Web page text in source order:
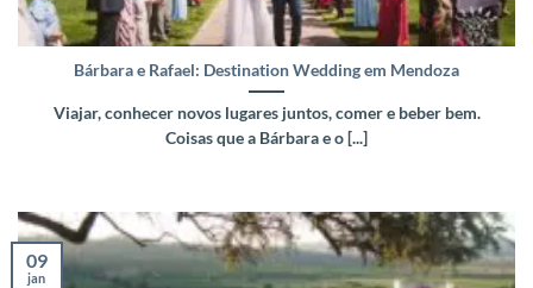
Bárbara e Rafael: Destination Wedding em Mendoza
Viajar, conhecer novos lugares juntos, comer e beber bem.
Coisas que a Bárbara e o [...]
09
jan